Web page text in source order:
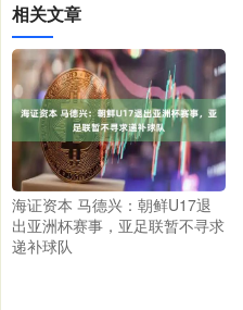
相关文章
海证资本 马德兴：朝鲜U17退
出亚洲杯赛事，亚足联暂不寻求
递补球队